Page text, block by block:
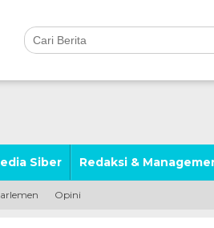
Siber Redaksi &
Opini